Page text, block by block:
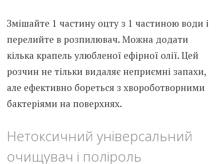
Змішайте 1 частину оцту з 1 частиною води і
перелийте в розпилювач. Можна додати
кілька крапель улюбленої ефірної олії. Цей
розчин не тільки видаляє неприємні запахи,
але ефективно бореться з хвороботворними
бактеріями на поверхнях.
Нетоксичний універсальний
очищувач і поліроль